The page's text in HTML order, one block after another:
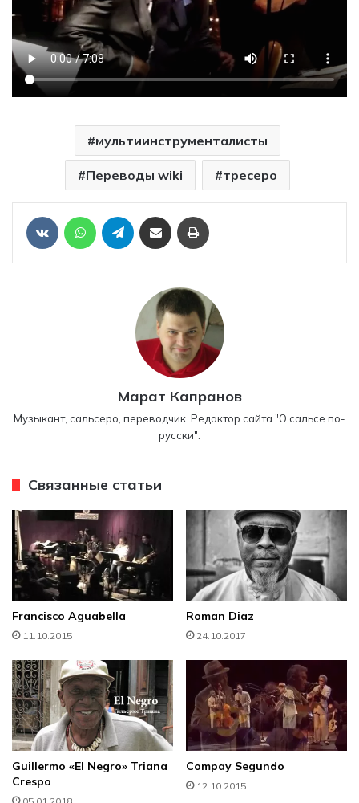
мультиинструменталисты
Переводы wiki тресеро
VKontakte WhatsApp Telegram
Марат Капранов
Музыкант, сальсеро, переводчик. Редактор сайта "О сальсе по-
русски".
Связанные статьи
Francisco Aguabella
11.10.2015
Roman Diaz
24.10.2017
Guillermo «El Negro» Triana
Crespo
Compay Segundo
12.10.2015